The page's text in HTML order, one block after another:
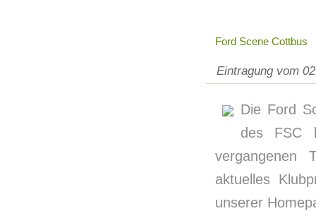
Ford Scene Cottbus
Eintragung vom
Die Ford
des FSC
vergangenen
aktuelles
unserer